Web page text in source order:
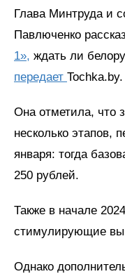
Глава Минтруда и
Павлюченко
1», ждать ли
передает Tochka.by.
Она отметила, что
несколько этапов,
января: тогда
250 рублей.
Также в начале
стимулирующие
Однако